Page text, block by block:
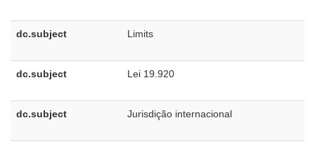
dc.subject Limits
dc.subject Lei 19.920
dc.subject Jurisdição internacional